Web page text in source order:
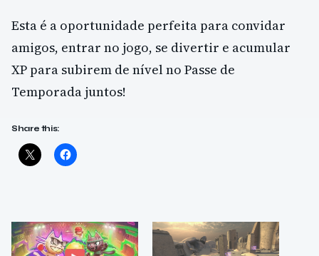
Esta é a oportunidade perfeita para convidar
amigos, entrar no jogo, se divertir e acumular
XP para subirem de nível no Passe de
Temporada juntos!
Share this: